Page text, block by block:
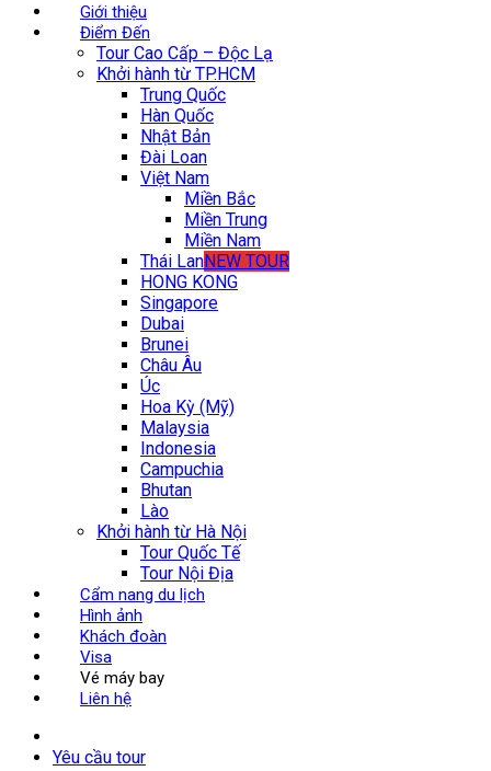
Giới thiệu
Điểm Đến
Tour Cao Cấp – Độc Lạ
Khởi hành từ TP.HCM
Trung Quốc
Hàn Quốc
Nhật Bản
Đài Loan
Việt Nam
Miền Bắc
Miền Trung
Miền Nam
Thái LanNEW TOUR
HONG KONG
Singapore
Dubai
Brunei
Châu Âu
Úc
Hoa Kỳ (Mỹ)
Malaysia
Indonesia
Campuchia
Bhutan
Lào
Khởi hành từ Hà Nội
Tour Quốc Tế
Tour Nội Địa
Cẩm nang du lịch
Hình ảnh
Khách đoàn
Visa
Vé máy bay
Liên hệ
Yêu cầu tour